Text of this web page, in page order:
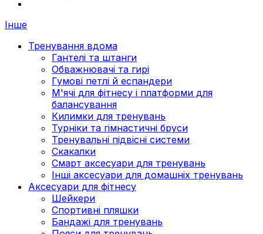
Інше
Тренування вдома
Гантелі та штанги
Обважнювачі та гирі
Гумові петлі й еспандери
М'ячі для фітнесу і платформи для
балансування
Килимки для тренувань
Турніки та гімнастичні бруси
Тренувальні підвісні системи
Скакалки
Смарт аксесуари для тренувань
Інші аксесуари для домашніх тренувань
Аксесуари для фітнесу
Шейкери
Спортивні пляшки
Бандажі для тренувань